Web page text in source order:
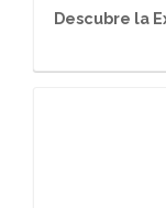
Descubre la